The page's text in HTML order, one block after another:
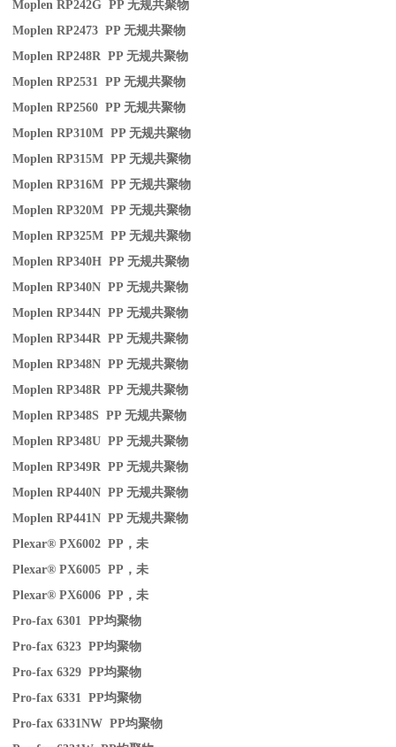
Moplen RP242G PP无规共聚物
Moplen RP2473 PP无规共聚物
Moplen RP248R PP无规共聚物
Moplen RP2531 PP无规共聚物
Moplen RP2560 PP无规共聚物
Moplen RP310M PP无规共聚物
Moplen RP315M PP无规共聚物
Moplen RP316M PP无规共聚物
Moplen RP320M PP无规共聚物
Moplen RP325M PP无规共聚物
Moplen RP340H PP无规共聚物
Moplen RP340N PP无规共聚物
Moplen RP344N PP无规共聚物
Moplen RP344R PP无规共聚物
Moplen RP348N PP无规共聚物
Moplen RP348R PP无规共聚物
Moplen RP348S PP无规共聚物
Moplen RP348U PP无规共聚物
Moplen RP349R PP无规共聚物
Moplen RP440N PP无规共聚物
Moplen RP441N PP无规共聚物
Plexar® PX6002 PP ，未
Plexar® PX6005 PP ，未
Plexar® PX6006 PP ，未
Pro-fax 6301 PP均聚物
Pro-fax 6323 PP均聚物
Pro-fax 6329 PP均聚物
Pro-fax 6331 PP均聚物
Pro-fax 6331NW PP均聚物